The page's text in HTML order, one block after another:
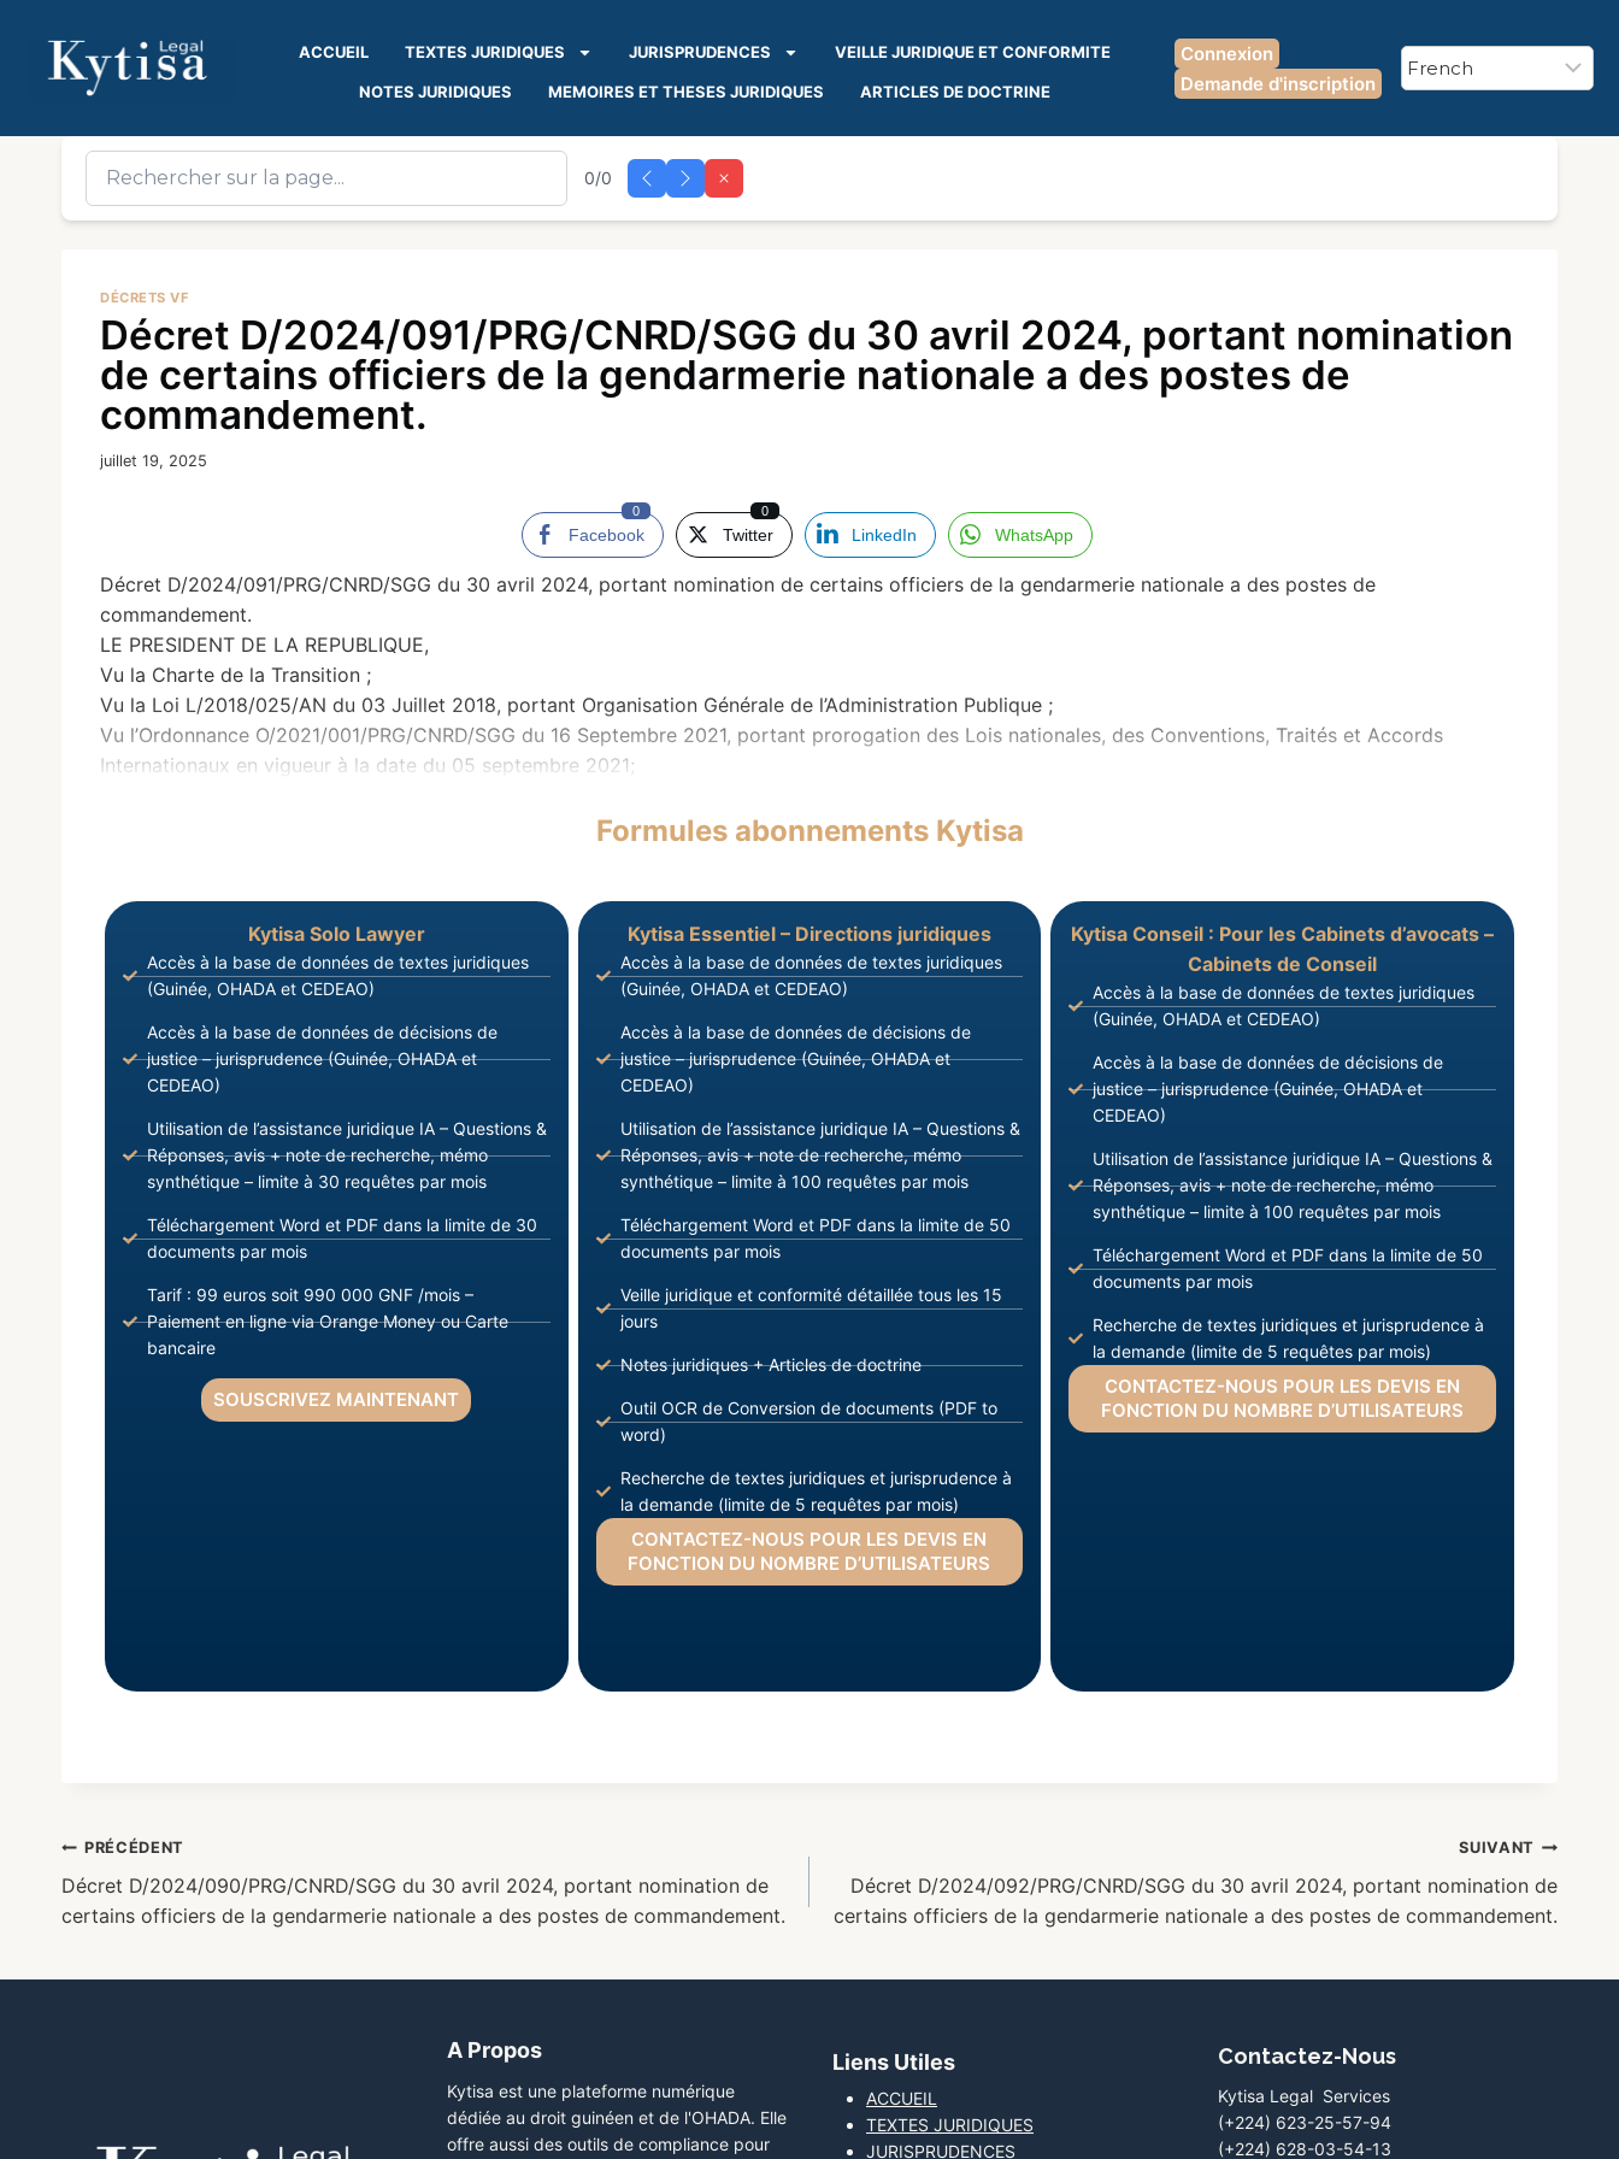
ACCUEIL TEXTES JURIDIQUES JURISPRUDENCES VEILLE JURIDIQUE ET CONFORMITE
NOTES JURIDIQUES MEMOIRES ET THESES JURIDIQUES ARTICLES DE DOCTRINE
Connexion
Demande d'inscription
0/0
DÉCRETS VF
Décret D/2024/091/PRG/CNRD/SGG du 30 avril 2024, portant nomination
de certains officiers de la gendarmerie nationale a des postes de
commandement.
juillet 19, 2025
Facebook
0
Twitter
0
LinkedIn WhatsApp
Décret D/2024/091/PRG/CNRD/SGG du 30 avril 2024, portant nomination de certains officiers de la gendarmerie nationale a des postes de
commandement.
LE PRESIDENT DE LA REPUBLIQUE,
Vu la Charte de la Transition ;
Vu la Loi L/2018/025/AN du 03 Juillet 2018, portant Organisation Générale de l’Administration Publique ;
Vu l’Ordonnance O/2021/001/PRG/CNRD/SGG du 16 Septembre 2021, portant prorogation des Lois nationales, des Conventions, Traités et Accords
Internationaux en vigueur à la date du 05 septembre 2021;
Formules abonnements Kytisa
Kytisa Solo Lawyer
Accès à la base de données de textes juridiques
(Guinée, OHADA et CEDEAO)
Accès à la base de données de décisions de
justice – jurisprudence (Guinée, OHADA et
CEDEAO)
Utilisation de l’assistance juridique IA – Questions &
Réponses, avis + note de recherche, mémo
synthétique – limite à 30 requêtes par mois
Téléchargement Word et PDF dans la limite de 30
documents par mois
Tarif : 99 euros soit 990 000 GNF /mois –
Paiement en ligne via Orange Money ou Carte
bancaire
SOUSCRIVEZ MAINTENANT
Kytisa Essentiel – Directions juridiques
Accès à la base de données de textes juridiques
(Guinée, OHADA et CEDEAO)
Accès à la base de données de décisions de
justice – jurisprudence (Guinée, OHADA et
CEDEAO)
Utilisation de l’assistance juridique IA – Questions &
Réponses, avis + note de recherche, mémo
synthétique – limite à 100 requêtes par mois
Téléchargement Word et PDF dans la limite de 50
documents par mois
Veille juridique et conformité détaillée tous les 15
jours
Notes juridiques + Articles de doctrine
Outil OCR de Conversion de documents (PDF to
word)
Recherche de textes juridiques et jurisprudence à
la demande (limite de 5 requêtes par mois)
CONTACTEZ-NOUS POUR LES DEVIS EN
FONCTION DU NOMBRE D’UTILISATEURS
Kytisa Conseil : Pour les Cabinets d’avocats –
Cabinets de Conseil
Accès à la base de données de textes juridiques
(Guinée, OHADA et CEDEAO)
Accès à la base de données de décisions de
justice – jurisprudence (Guinée, OHADA et
CEDEAO)
Utilisation de l’assistance juridique IA – Questions &
Réponses, avis + note de recherche, mémo
synthétique – limite à 100 requêtes par mois
Téléchargement Word et PDF dans la limite de 50
documents par mois
Recherche de textes juridiques et jurisprudence à
la demande (limite de 5 requêtes par mois)
CONTACTEZ-NOUS POUR LES DEVIS EN
FONCTION DU NOMBRE D’UTILISATEURS
PRÉCÉDENT
Décret D/2024/090/PRG/CNRD/SGG du 30 avril 2024, portant nomination de
certains officiers de la gendarmerie nationale a des postes de commandement.
SUIVANT
Décret D/2024/092/PRG/CNRD/SGG du 30 avril 2024, portant nomination de
certains officiers de la gendarmerie nationale a des postes de commandement.
A Propos
Kytisa est une plateforme numérique
dédiée au droit guinéen et de l'OHADA. Elle
offre aussi des outils de compliance pour
Liens Utiles
ACCUEIL
TEXTES JURIDIQUES
JURISPRUDENCES
Contactez-Nous
Kytisa Legal Services
(+224) 623-25-57-94
(+224) 628-03-54-13